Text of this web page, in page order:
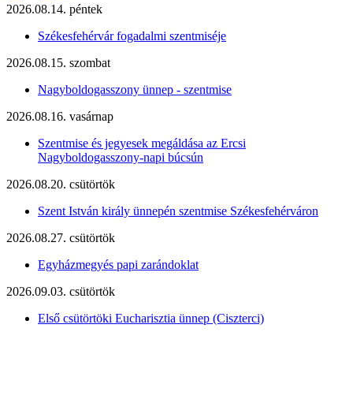
2026.08.14. péntek
Székesfehérvár fogadalmi szentmiséje
2026.08.15. szombat
Nagyboldogasszony ünnep - szentmise
2026.08.16. vasárnap
Szentmise és jegyesek megáldása az Ercsi
Nagyboldogasszony-napi búcsún
2026.08.20. csütörtök
Szent István király ünnepén szentmise Székesfehérváron
2026.08.27. csütörtök
Egyházmegyés papi zarándoklat
2026.09.03. csütörtök
Első csütörtöki Eucharisztia ünnep (Ciszterci)